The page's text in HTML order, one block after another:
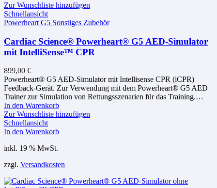
Zur Wunschliste hinzufügen
Schnellansicht
Powerheart G5 Sonstiges Zubehör
Cardiac Science® Powerheart® G5 AED-Simulator
mit IntelliSense™ CPR
899,00 €
Powerheart® G5 AED-Simulator mit Intellisense CPR (iCPR)
Feedback-Gerät. Zur Verwendung mit dem Powerheart® G5 AED
Trainer zur Simulation von Rettungsszenarien für das Training.…
In den Warenkorb
Zur Wunschliste hinzufügen
Schnellansicht
In den Warenkorb
inkl. 19 % MwSt.
zzgl. Versandkosten